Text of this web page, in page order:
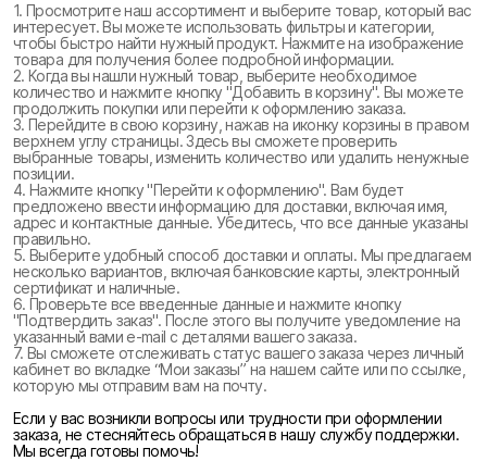
1. Просмотрите наш ассортимент и выберите товар, который вас
интересует. Вы можете использовать фильтры и категории,
чтобы быстро найти нужный продукт. Нажмите на изображение
товара для получения более подробной информации.
2. Когда вы нашли нужный товар, выберите необходимое
количество и нажмите кнопку "Добавить в корзину". Вы можете
продолжить покупки или перейти к оформлению заказа.
3. Перейдите в свою корзину, нажав на иконку корзины в правом
верхнем углу страницы. Здесь вы сможете проверить
выбранные товары, изменить количество или удалить ненужные
позиции.
4. Нажмите кнопку "Перейти к оформлению". Вам будет
предложено ввести информацию для доставки, включая имя,
адрес и контактные данные. Убедитесь, что все данные указаны
правильно.
5. Выберите удобный способ доставки и оплаты. Мы предлагаем
несколько вариантов, включая банковские карты, электронный
сертификат и наличные.
6. Проверьте все введенные данные и нажмите кнопку
"Подтвердить заказ". После этого вы получите уведомление на
указанный вами e-mail с деталями вашего заказа.
7. Вы сможете отслеживать статус вашего заказа через личный
кабинет во вкладке “Мои заказы” на нашем сайте или по ссылке,
которую мы отправим вам на почту.
Если у вас возникли вопросы или трудности при оформлении
заказа, не стесняйтесь обращаться в нашу службу поддержки.
Мы всегда готовы помочь!